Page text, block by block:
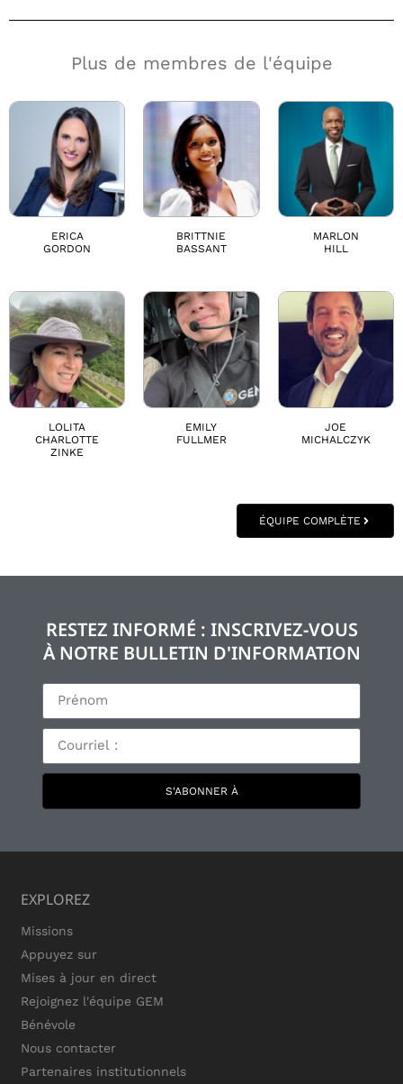
Plus de membres de l'équipe
ERICA
GORDON
BRITTNIE
BASSANT
MARLON
HILL
LOLITA
CHARLOTTE
ZINKE
EMILY
FULLMER
JOE
MICHALCZYK
ÉQUIPE COMPLÈTE
RESTEZ INFORMÉ : INSCRIVEZ-VOUS
À NOTRE BULLETIN D'INFORMATION
S'ABONNER À
EXPLOREZ
Missions
Appuyez sur
Mises à jour en direct
Rejoignez l'équipe GEM
Bénévole
Nous contacter
Partenaires institutionnels